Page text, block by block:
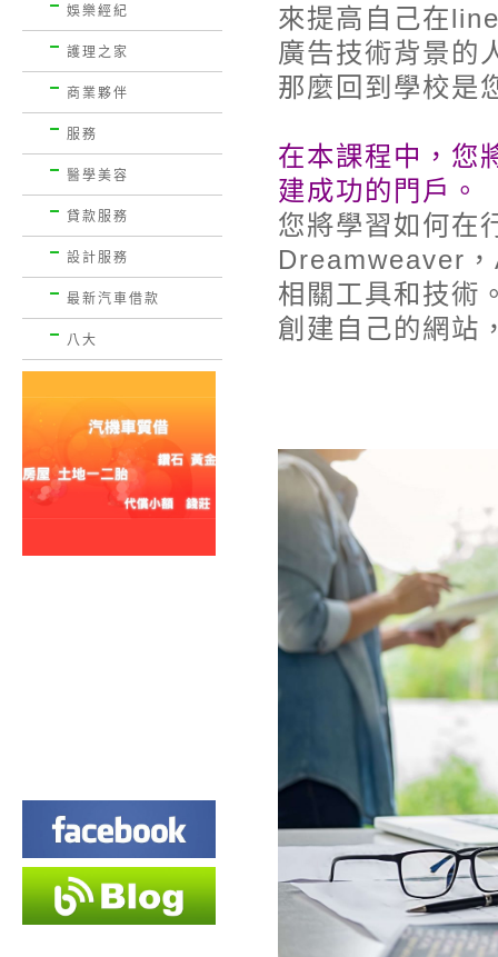
娛樂經紀
護理之家
商業夥伴
服務
醫學美容
貸款服務
設計服務
最新汽車借款
八大
來提高自己在
廣告技術背景的
那麼回到學校是
在本課程中，您
建成功的門戶。
您將學習如何在
Dreamweaver
相關工具和技術
創建自己的網站